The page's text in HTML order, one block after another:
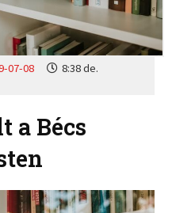
07-08
8:38 de.
a Bécs